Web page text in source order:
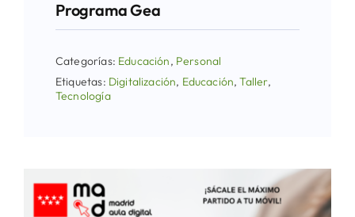
Programa Gea
Categorías: Educación, Personal
Etiquetas: Digitalización, Educación,Taller,
Tecnología